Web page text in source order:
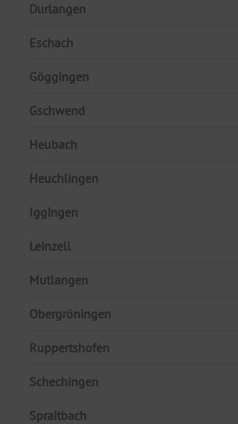
Durlangen
Eschach
Göggingen
Gschwend
Heubach
Heuchlingen
Iggingen
Leinzell
Mutlangen
Obergröningen
Ruppertshofen
Schechingen
Spraitbach